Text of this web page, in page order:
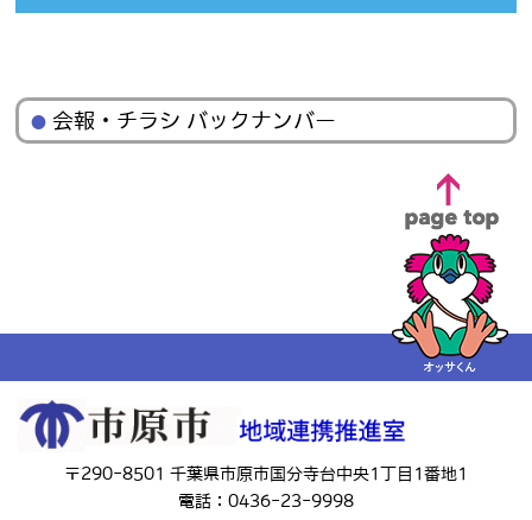
会報・チラシ バックナンバー
〒290-8501 千葉県市原市国分寺台中央1丁目1番地1
電話：0436-23-9998